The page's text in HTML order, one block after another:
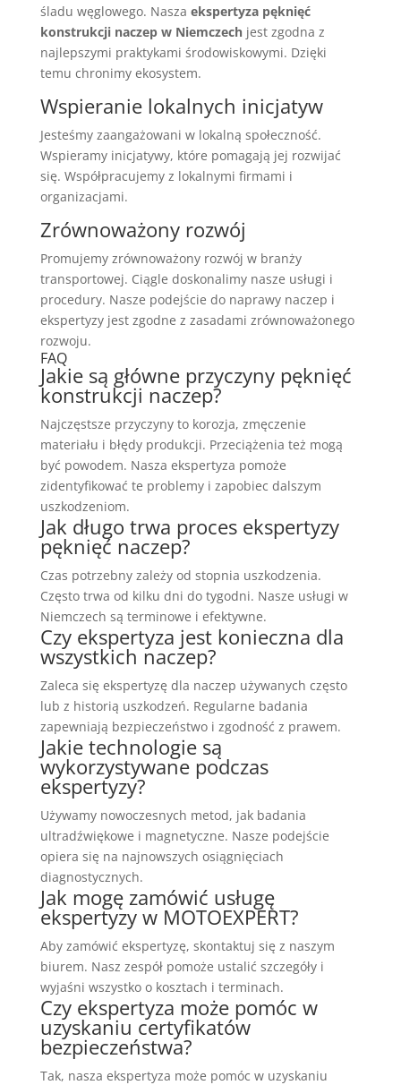
śladu węglowego. Nasza ekspertyza pęknięć
konstrukcji naczep w Niemczechjest zgodna z
najlepszymi praktykami środowiskowymi. Dzięki
temu chronimy ekosystem.
Wspieranie lokalnych inicjatyw
Jesteśmy zaangażowani w lokalną społeczność.
Wspieramy inicjatywy, które pomagają jej rozwijać
się. Współpracujemy z lokalnymi firmami i
organizacjami.
Zrównoważony rozwój
Promujemy zrównoważony rozwój w branży
transportowej. Ciągle doskonalimy nasze usługi i
procedury. Nasze podejście do naprawy naczep i
ekspertyzy jest zgodne z zasadami zrównoważonego
rozwoju.
FAQ
Jakie są główne przyczyny pęknięć
konstrukcji naczep?
Najczęstsze przyczyny to korozja, zmęczenie
materiału i błędy produkcji. Przeciążenia też mogą
być powodem. Nasza ekspertyza pomoże
zidentyfikować te problemy i zapobiec dalszym
uszkodzeniom.
Jak długo trwa proces ekspertyzy
pęknięć naczep?
Czas potrzebny zależy od stopnia uszkodzenia.
Często trwa od kilku dni do tygodni. Nasze usługi w
Niemczech są terminowe i efektywne.
Czy ekspertyza jest konieczna dla
wszystkich naczep?
Zaleca się ekspertyzę dla naczep używanych często
lub z historią uszkodzeń. Regularne badania
zapewniają bezpieczeństwo i zgodność z prawem.
Jakie technologie są
wykorzystywane podczas
ekspertyzy?
Używamy nowoczesnych metod, jak badania
ultradźwiękowe i magnetyczne. Nasze podejście
opiera się na najnowszych osiągnięciach
diagnostycznych.
Jak mogę zamówić usługę
ekspertyzy w MOTOEXPERT?
Aby zamówić ekspertyzę, skontaktuj się z naszym
biurem. Nasz zespół pomoże ustalić szczegóły i
wyjaśni wszystko o kosztach i terminach.
Czy ekspertyza może pomóc w
uzyskaniu certyfikatów
bezpieczeństwa?
Tak, nasza ekspertyza może pomóc w uzyskaniu